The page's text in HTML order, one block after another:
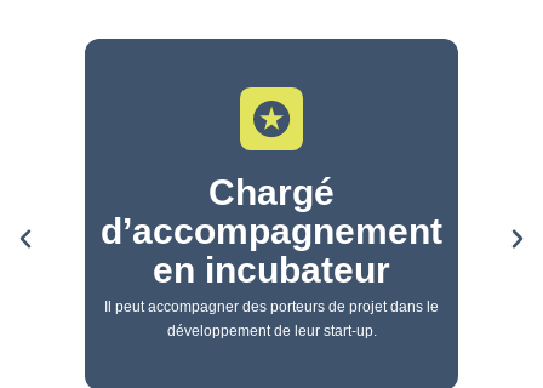
Chargé
d’accompagnement
en incubateur
Il peut accompagner des porteurs de projet dans le
développement de leur start-up.